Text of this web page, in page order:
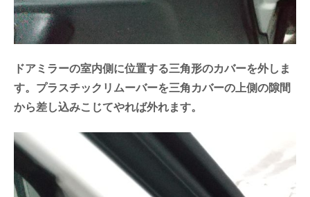
ドアミラーの室内側に位置する三角形のカバーを外しま
す。プラスチックリムーバーを三角カバーの上側の隙間
から差し込みこじてやれば外れます。